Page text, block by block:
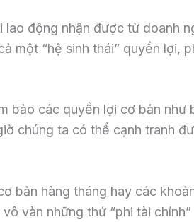
lao động nhận được từ doanh
một “hệ sinh thái” quyền lợi,
bảo các quyền lợi cơ bản như
chúng ta có thể cạnh tranh
bản hàng tháng hay các
vàn những thứ “phi tài